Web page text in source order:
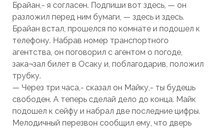
Брайан,- я согласен. Подпиши вот здесь, — он
разложил перед ним бумаги, — здесь и здесь.
Брайан встал, прошелся по комнате и подошел к
телефону. Набрав номер транспортного
агентства, он поговорил с агентом о погоде,
зака¬зал билет в Осаку и, поблагодарив, положил
трубку.
— Через три часа,- сказал он Майку,- ты будешь
свободен. А теперь сделай дело до конца. Майк
подошел к сейфу и набрал две последние цифры.
Мелодичный перезвон сообщил ему, что дверь